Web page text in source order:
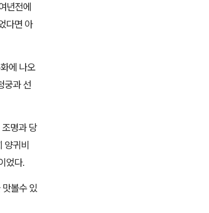
년전에
다면 아
에 나오
궁과 선
명과 당
양귀비
었다.
볼수 있